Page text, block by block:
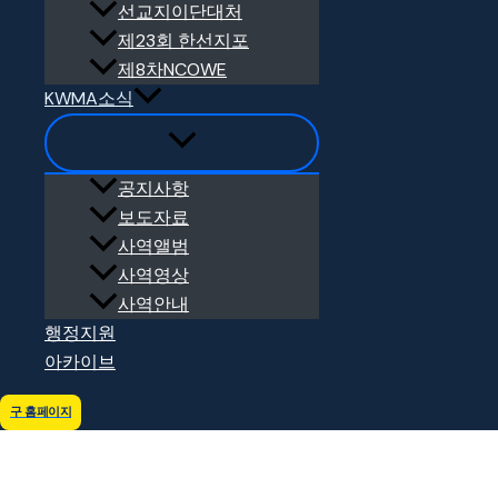
선교지이단대처
제23회 한선지포
제8차NCOWE
KWMA소식
공지사항
보도자료
사역앨범
사역영상
사역안내
행정지원
아카이브
구 홈페이지
중동지역한인선교협의회 회장인 한동희 선교사님(요르단)이
세계 한인선교사들의 대표적 연합기구인 한인세계선교사회